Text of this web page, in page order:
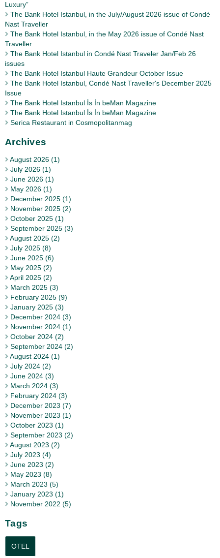
Luxury”
The Bank Hotel Istanbul, in the July/August 2026 issue of Condé
Nast Traveller
The Bank Hotel Istanbul, in the May 2026 issue of Condé Nast
Traveller
The Bank Hotel Istanbul in Condé Nast Traveler Jan/Feb 26
issues
The Bank Hotel Istanbul Haute Grandeur October Issue
The Bank Hotel Istanbul, Condé Nast Traveller's December 2025
Issue
The Bank Hotel Istanbul İs İn beMan Magazine
The Bank Hotel Istanbul İs İn beMan Magazine
Serica Restaurant in Cosmopolitanmag
Archives
August 2026 (1)
July 2026 (1)
June 2026 (1)
May 2026 (1)
December 2025 (1)
November 2025 (2)
October 2025 (1)
September 2025 (3)
August 2025 (2)
July 2025 (8)
June 2025 (6)
May 2025 (2)
April 2025 (2)
March 2025 (3)
February 2025 (9)
January 2025 (3)
December 2024 (3)
November 2024 (1)
October 2024 (2)
September 2024 (2)
August 2024 (1)
July 2024 (2)
June 2024 (3)
March 2024 (3)
February 2024 (3)
December 2023 (7)
November 2023 (1)
October 2023 (1)
September 2023 (2)
August 2023 (2)
July 2023 (4)
June 2023 (2)
May 2023 (8)
March 2023 (5)
January 2023 (1)
November 2022 (5)
Tags
OTEL